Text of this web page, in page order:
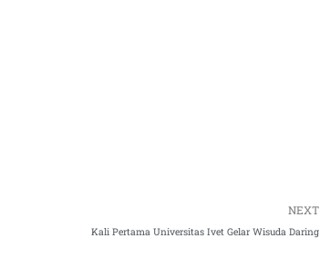
NEXT
Kali Pertama Universitas Ivet Gelar Wisuda Daring